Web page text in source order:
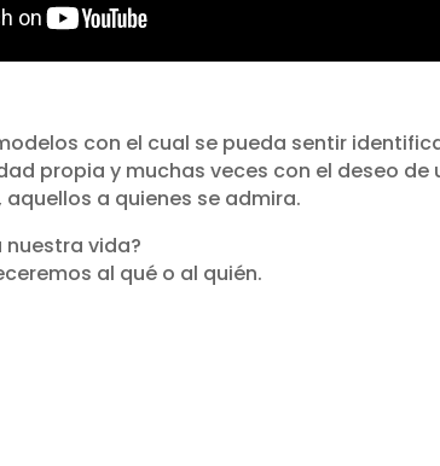
con el cual se pueda sentir
propia y muchas veces con el deseo
a quienes se admira.
nuestra vida?
al qué o al quién.